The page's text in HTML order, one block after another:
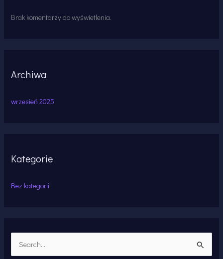
Brak komentarzy do wyświetlenia.
Archiwa
wrzesień 2025
Kategorie
Bez kategorii